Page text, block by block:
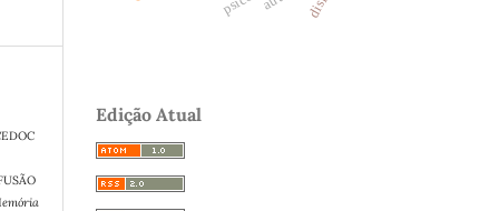
Edição Atual